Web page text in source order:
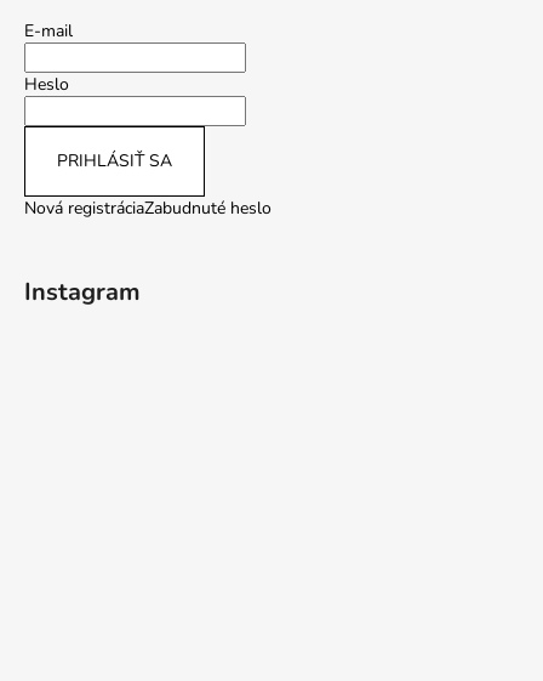
E-mail
Heslo
PRIHLÁSIŤ SA
Nová registráciaZabudnuté heslo
Instagram